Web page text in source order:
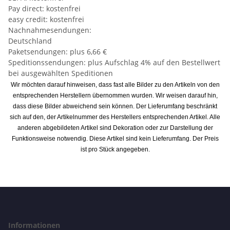
Pay direct: kostenfrei
easy credit: kostenfrei
Nachnahmesendungen:
Deutschland
Paketsendungen: plus 6,66 €
Speditionssendungen: plus Aufschlag 4% auf den Bestellwert
bei ausgewählten Speditionen
Wir möchten darauf hinweisen, dass fast alle Bilder zu den Artikeln von den
entsprechenden Herstellern übernommen wurden. Wir weisen darauf hin,
dass diese Bilder abweichend sein können. Der Lieferumfang beschränkt
sich auf den, der Artikelnummer des Herstellers entsprechenden Artikel. Alle
anderen abgebildeten Artikel sind Dekoration oder zur Darstellung der
Funktionsweise notwendig. Diese Artikel sind kein Lieferumfang. Der Preis
ist pro Stück angegeben.
Informationen